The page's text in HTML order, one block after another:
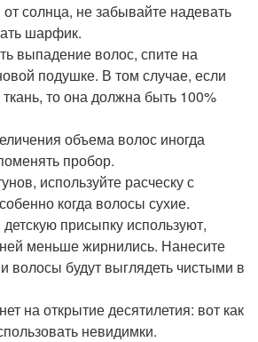
солнца, не забывайте надевать
шарфик.
выпадение волос, спите на
подушке. В том случае, если
ткань, то она должна быть 100%
объема волос иногда
пробор.
используйте расческу с
когда волосы сухие.
присыпку используют,
меньше жирнились. Нанесите
волосы будут выглядеть чистыми в
на открытие десятилетия: вот как
невидимки.